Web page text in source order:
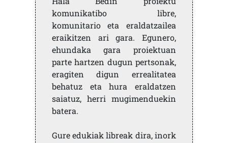
komunikatibo libre,
komunitario eta eraldatzailea
eraikitzen ari gara. Egunero,
ehundaka gara proiektuan
parte hartzen dugun pertsonak,
eragiten digun errealitatea
behatuz eta hura eraldatzen
saiatuz, herri mugimenduekin
batera.
Gure edukiak libreak dira, inork